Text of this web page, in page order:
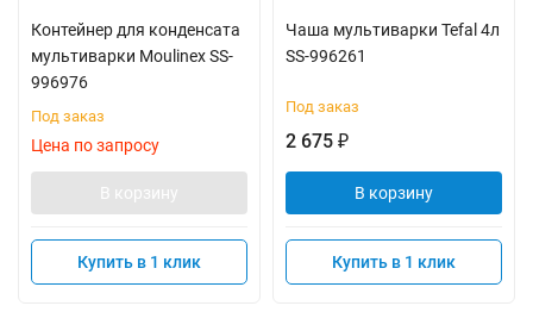
Контейнер для конденсата
мультиварки Moulinex SS-
996976
Под заказ
Цена по запросу
В корзину
Купить в 1 клик
Чаша мультиварки Tefal 4л
SS-996261
Под заказ
2 675 ₽
В корзину
Купить в 1 клик